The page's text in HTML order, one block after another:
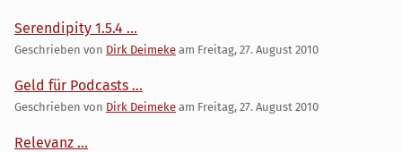
Serendipity 1.5.4 ...
Geschrieben von Dirk Deimeke am Freitag, 27. August 2010
Geld für Podcasts ...
Geschrieben von Dirk Deimeke am Freitag, 27. August 2010
Relevanz ...